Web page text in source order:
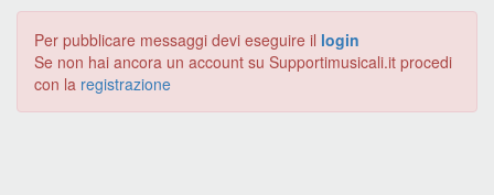
Per pubblicare messaggi devi eseguire il login
Se non hai ancora un account su Supportimusicali.it procedi
con la registrazione